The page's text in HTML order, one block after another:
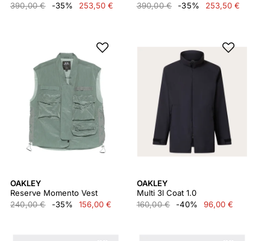
390,00 €
-35% 253,50 €
390,00 €
-35% 253,50 €
OAKLEY
Reserve Momento Vest
240,00 €
-35% 156,00 €
OAKLEY
Multi 3l Coat 1.0
160,00 €
-40% 96,00 €